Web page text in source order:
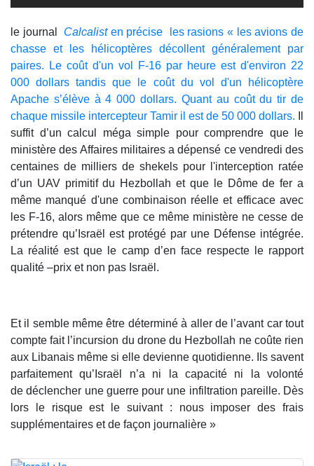
le journal Calcalisten précise les rasions « les avions de
chasse et les hélicoptères décollent généralement par
paires. Le coût d'un vol F-16 par heure est d'environ 22
000 dollars tandis que le coût du vol d'un hélicoptère
Apache s’élève à 4 000 dollars. Quant au coût du tir de
chaque missile intercepteur Tamir il est de 50 000 dollars.
suffit d’un calcul méga simple pour comprendre que le
ministère des Affaires militaires a dépensé ce vendredi des
centaines de milliers de shekels pour l'interception ratée
d’un UAV primitif du Hezbollah et que le Dôme de fer a
même manqué d'une combinaison réelle et efficace avec
les F-16, alors même que ce même ministère ne cesse de
prétendre qu’Israël est protégé par une Défense intégrée.
La réalité est que le camp d’en face respecte le rapport
qualité –prix et non pas Israël.
Et il semble même être déterminé à aller de l’avant car tout
compte fait l’incursion du drone du Hezbollah ne coûte rien
aux Libanais même si elle devienne quotidienne. Ils savent
parfaitement qu’Israël n’a ni la capacité ni la volonté
de déclencher une guerre pour une infiltration pareille. Dès
lors le risque est le suivant : nous imposer des frais
supplémentaires et de façon journalière »